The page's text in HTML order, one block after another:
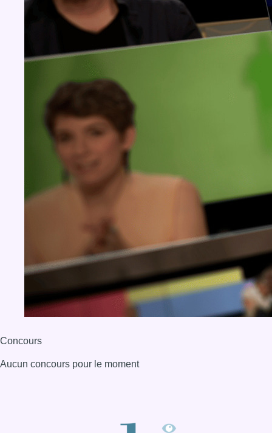
Concours
Aucun concours pour le moment